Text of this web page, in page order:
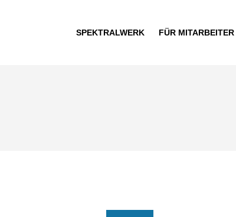
SPEKTRALWERK FÜR MITARBEITER